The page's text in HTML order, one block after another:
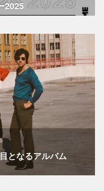
2025
となるアルバム